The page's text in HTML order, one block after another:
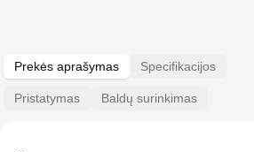
Prekės aprašymas Specifikacijos
Pristatymas Baldų surinkimas